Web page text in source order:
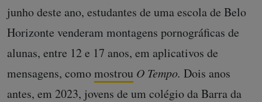
junho deste ano, estudantes de uma escola de Belo
Horizonte venderam montagens pornográficas de
alunas, entre 12 e 17 anos, em aplicativos de
mensagens, comomostrou O Tempo. Dois anos
antes, em 2023, jovens de um colégio da Barra da